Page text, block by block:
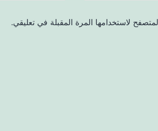
لاستخدامها المرة المقبلة في تعليقي.